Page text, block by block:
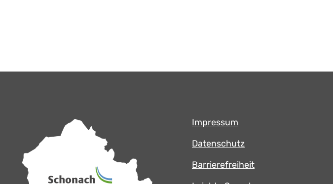
Impressum
Datenschutz
Barrierefreiheit